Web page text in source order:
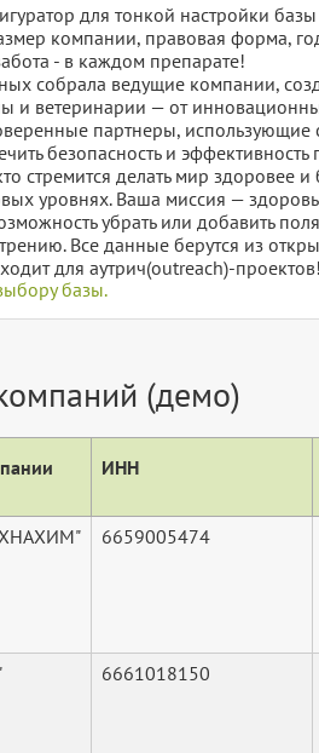
для тонкой настройки
компании, правовая форма,
- в каждом препарате!
собрала ведущие компании,
и ветеринарии — от
партнеры, использующие
безопасность и
стремится делать мир
уровнях. Ваша миссия —
убрать или добавить
Все данные берутся из
для аутрич(outreach)-проектов!
базы.
(демо)
ИНН
6659005474
6661018150